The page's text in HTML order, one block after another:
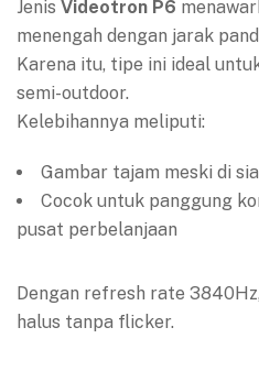
Jenis Videotron P6
menengah dengan jarak
Karena itu, tipe ini ideal
semi-outdoor.
Kelebihannya meliputi:
Gambar tajam meski di
Cocok untuk panggung
pusat perbelanjaan
Dengan refresh rate
halus tanpa flicker.